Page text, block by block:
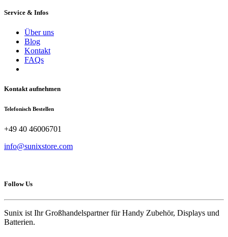
Service & Infos
Über uns
Blog
Kontakt
FAQs
Kontakt aufnehmen
Telefonisch Bestellen
+49 40 46006701
info@sunixstore.com
Follow Us
Sunix ist Ihr Großhandelspartner für Handy Zubehör, Displays und
Batterien.